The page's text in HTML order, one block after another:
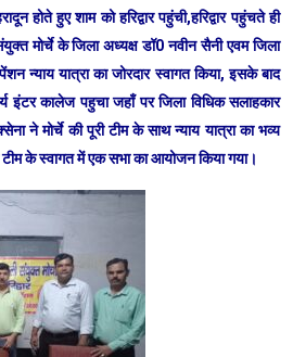
होते हुए शाम को हरिद्वार पहुंची,हरिद्वार पहुंचते ही
मोर्चे के जिला अध्यक्ष डॉ0 नवीन सैनी एवम जिला
न्याय यात्रा का जोरदार स्वागत किया, इसके बाद
इंटर कालेज पहुचा जहाँ पर जिला विधिक सलाहकार
ने मोर्चे की पूरी टीम के साथ न्याय यात्रा का भव्य
टीम के स्वागत में एक सभा का आयोजन किया गया।